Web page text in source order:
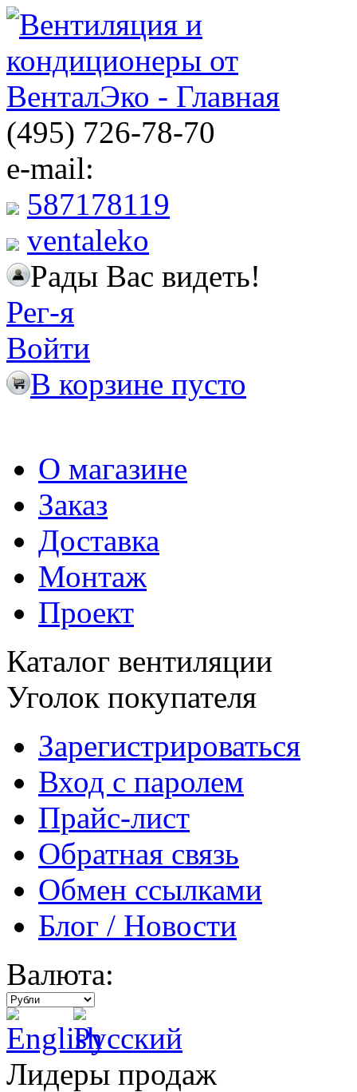
(495) 726-78-70
e-mail:
587178119
ventaleko
Рады Вас видеть!
Рег-я
Войти
В корзине пусто
О магазине
Заказ
Доставка
Монтаж
Проект
Каталог вентиляции
Уголок покупателя
Зарегистрироваться
Вход с паролем
Прайс-лист
Обратная связь
Обмен ссылками
Блог / Новости
Валюта:
Лидеры продаж